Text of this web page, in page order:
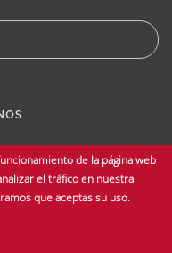
derechos reservados -
de la página web
el tráfico en nuestra
que aceptas su uso.